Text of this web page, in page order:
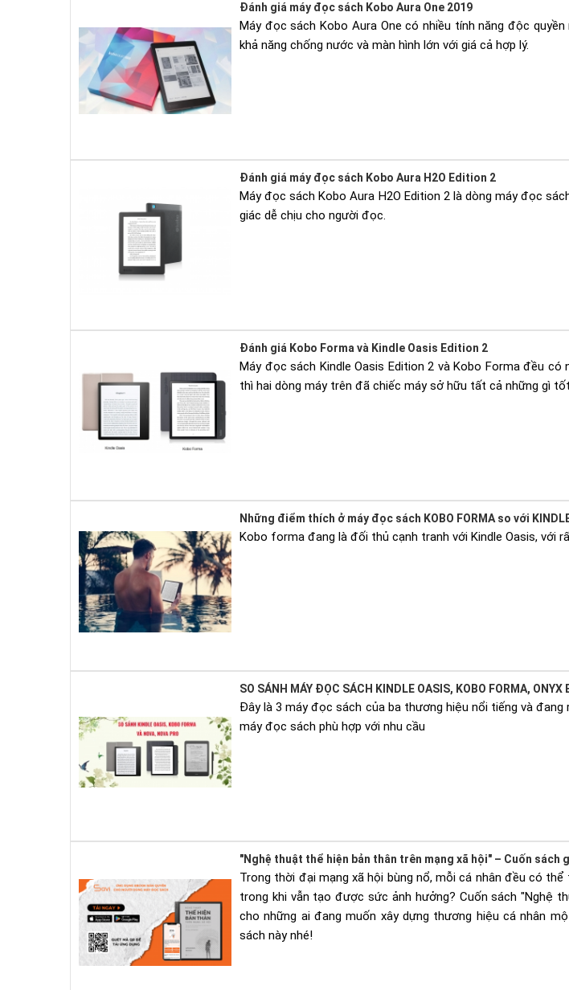
Đánh giá máy đọc sách Kobo Aura One 2019
Máy đọc sách Kobo Aura One có nhiều tính năng độc
khả năng chống nước và màn hình lớn với giá cả hợp lý.
Đánh giá máy đọc sách Kobo Aura H2O Edition 2
Máy đọc sách Kobo Aura H2O Edition 2 là dòng máy đọc
giác dễ chịu cho người đọc.
Đánh giá Kobo Forma và Kindle Oasis Edition 2
Máy đọc sách Kindle Oasis Edition 2 và Kobo Forma đều
thì hai dòng máy trên đã chiếc máy sở hữu tất cả những gì
Những điểm thích ở máy đọc sách KOBO FORMA so với
Kobo forma đang là đối thủ cạnh tranh với Kindle Oasis, với
SO SÁNH MÁY ĐỌC SÁCH KINDLE OASIS, KOBO FORMA, ONYX
Đây là 3 máy đọc sách của ba thương hiệu nổi tiếng và
máy đọc sách phù hợp với nhu cầu
"Nghệ thuật thể hiện bản thân trên mạng xã hội" – Cuốn sách
Trong thời đại mạng xã hội bùng nổ, mỗi cá nhân đều có
trong khi vẫn tạo được sức ảnh hưởng? Cuốn sách "Nghệ
cho những ai đang muốn xây dựng thương hiệu cá nhân
sách này nhé!